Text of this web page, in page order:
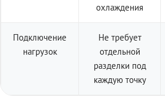
охлаждения
Подключение
нагрузок
Не требует
отдельной
разделки под
каждую точку